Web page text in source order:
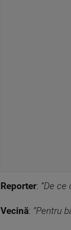
Reporter: ”De ce
Vecină: ”Pentru